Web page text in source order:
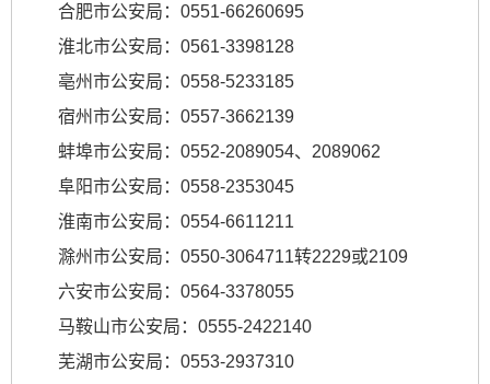
合肥市公安局：0551-66260695
淮北市公安局：0561-3398128
亳州市公安局：0558-5233185
宿州市公安局：0557-3662139
蚌埠市公安局：0552-2089054、2089062
阜阳市公安局：0558-2353045
淮南市公安局：0554-6611211
滁州市公安局：0550-3064711转2229或2109
六安市公安局：0564-3378055
马鞍山市公安局：0555-2422140
芜湖市公安局：0553-2937310